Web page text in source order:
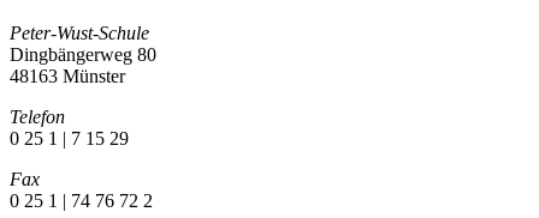
Peter-Wust-Schule
Dingbängerweg 80
48163 Münster
Telefon
0 25 1 | 7 15 29
Fax
0 25 1 | 74 76 72 2